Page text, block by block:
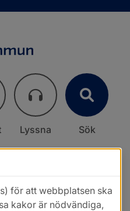
Lyssna Sök
för att webbplatsen ska
kakor är nödvändiga,